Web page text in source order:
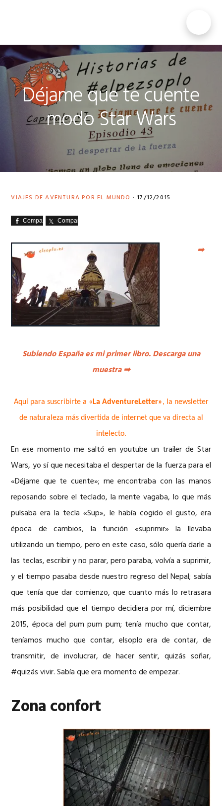
navegación
principal
principal
de
página
Déjame que te cuente
modo Star Wars
VIAJES DE AVENTURA POR EL MUNDO · 17/12/2015
Comparte Comparte
➡
Subiendo España es mi primer libro. Descarga una
muestra➡
Aquí para suscribirte a « La AdventureLetter», la newsletter
de naturaleza más divertida de internet que va directa al
intelecto.
En ese momento me saltó en youtube un trailer de Star
Wars, yo sí que necesitaba el despertar de la fuerza para el
«Déjame que te cuente»; me encontraba con las manos
reposando sobre el teclado, la mente vagaba, lo que más
pulsaba era la tecla «Sup», le había cogido el gusto, era
época de cambios, la función «suprimir» la llevaba
utilizando un tiempo, pero en este caso, sólo quería darle a
las teclas, escribir y no parar, pero paraba, volvía a suprimir,
y el tiempo pasaba desde nuestro regreso del Nepal; sabía
que tenía que dar comienzo, que cuanto más lo retrasara
más posibilidad que el tiempo decidiera por mí, diciembre
2015, época del pum pum pum; tenía mucho que contar,
teníamos mucho que contar, elsoplo era de contar, de
transmitir, de involucrar, de hacer sentir, quizás soñar,
#quizás vivir. Sabía que era momento de empezar.
Zona confort